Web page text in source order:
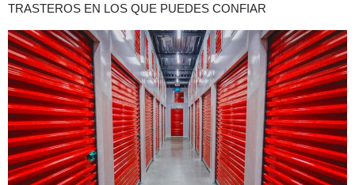
TRASTEROS EN LOS QUE PUEDES CONFIAR